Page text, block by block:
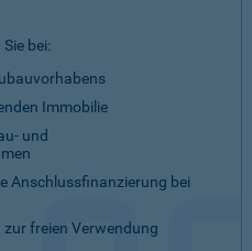
bei:
Immobilie
und
Anschlussfinanzierung bei
freien Verwendung